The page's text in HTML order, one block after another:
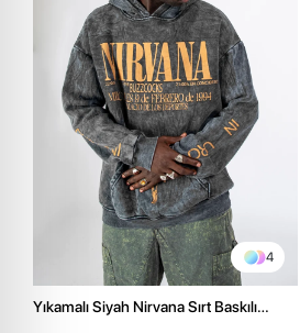
4
Yıkamalı Siyah Nirvana Sırt Baskılı